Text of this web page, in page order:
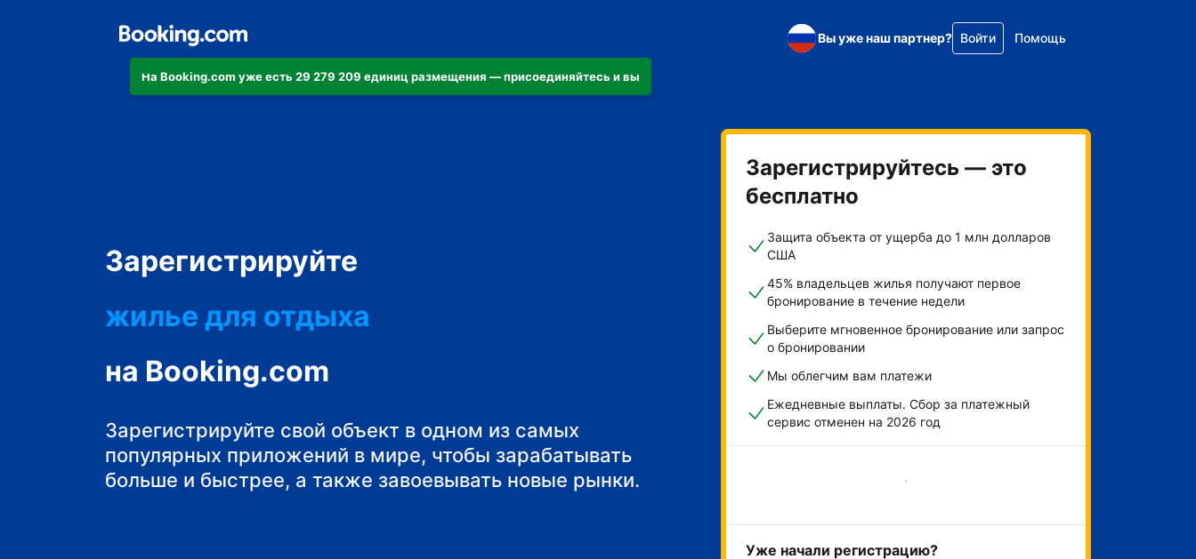
На Booking.com уже есть 29 279 209 единиц размещения — присоединяйтесь и вы
Вы уже наш партнер? Войти Помощь
Зарегистрируйте
отель
жилье для отдыха
гостевой дом
мини-отель
на Booking.com
Зарегистрируйте свой объект в одном из самых
популярных приложений в мире, чтобы зарабатывать
больше и быстрее, а также завоевывать новые рынки.
Зарегистрируйтесь — это
бесплатно
Защита объекта от ущерба до 1 млн долларов
США
45% владельцев жилья получают первое
бронирование в течение недели
Выберите мгновенное бронирование или запрос
о бронировании
Мы облегчим вам платежи
Ежедневные выплаты. Сбор за платежный
сервис отменен на 2026 год
Начать
Уже начали регистрацию?